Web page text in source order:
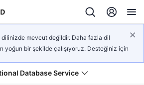
mevcut değildir. Daha fazla dil
yoğun bir şekilde çalışıyoruz. Desteğiniz için
Database Service